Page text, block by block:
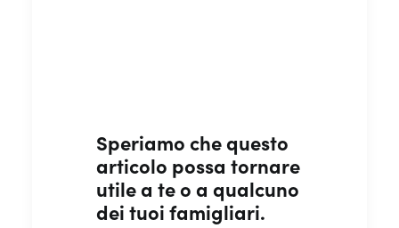
Speriamo che questo
articolo possa tornare
utile a te o a qualcuno
dei tuoi famigliari.